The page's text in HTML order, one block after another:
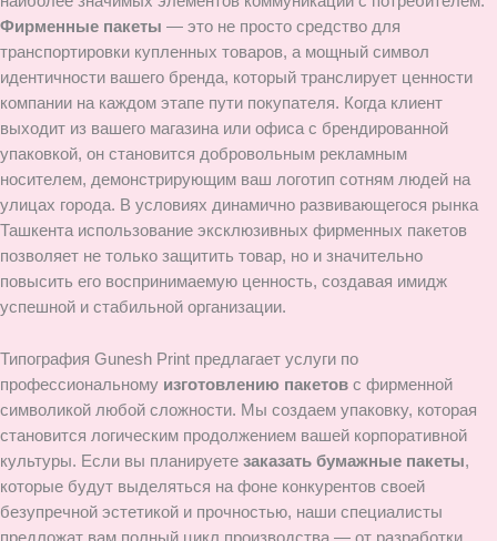
Фирменные пакеты — это не просто средство для
транспортировки купленных товаров, а мощный символ
идентичности вашего бренда, который транслирует ценности
компании на каждом этапе пути покупателя. Когда клиент
выходит из вашего магазина или офиса с брендированной
упаковкой, он становится добровольным рекламным
носителем, демонстрирующим ваш логотип сотням людей на
улицах города. В условиях динамично развивающегося рынка
Ташкента использование эксклюзивных фирменных пакетов
позволяет не только защитить товар, но и значительно
повысить его воспринимаемую ценность, создавая имидж
успешной и стабильной организации.
Типография Gunesh Print предлагает услуги по
профессиональному изготовлению пакетов с фирменной
символикой любой сложности. Мы создаем упаковку, которая
становится логическим продолжением вашей корпоративной
культуры. Если вы планируете заказать бумажные пакеты,
которые будут выделяться на фоне конкурентов своей
безупречной эстетикой и прочностью, наши специалисты